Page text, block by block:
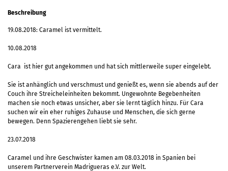
Beschreibung
19.08.2018: Caramel ist vermittelt.
10.08.2018
Cara ist hier gut angekommen und hat sich mittlerweile super eingelebt.
Sie ist anhänglich und verschmust und genießt es, wenn sie abends auf der
Couch ihre Streicheleinheiten bekommt. Ungewohnte Begebenheiten
machen sie noch etwas unsicher, aber sie lernt täglich hinzu. Für Cara
suchen wir ein eher ruhiges Zuhause und Menschen, die sich gerne
bewegen. Denn Spazierengehen liebt sie sehr.
23.07.2018
Caramel und ihre Geschwister kamen am 08.03.2018 in Spanien bei
unserem Partnerverein Madrigueras e.V. zur Welt.